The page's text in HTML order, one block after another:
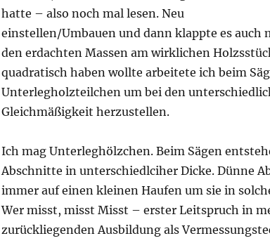
hatte – also noch mal lesen. Neu
einstellen/Umbauen und dann klappte es auch
den erdachten Massen am wirklichen
quadratisch haben wollte arbeitete ich beim
Unterlegholzteilchen um bei den
Gleichmäßigkeit herzustellen.
Ich mag Unterleghölzchen. Beim Sägen
Abschnitte in unterschiedlciher Dicke. Dünne
immer auf einen kleinen Haufen um sie in
Wer misst, misst Misst – erster Leitspruch in
zurückliegenden Ausbildung als